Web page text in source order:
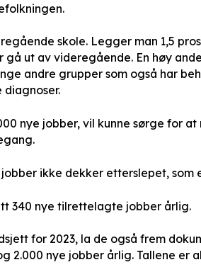
skole. Legger man 1,5
ut av videregående. En høy
andre grupper som også har
diagnoser.
nye jobber, vil kunne sørge for at
ikke dekker etterslepet, som
340 nye tilrettelagte jobber årlig.
for 2023, la de også frem
2.000 nye jobber årlig. Tallene er